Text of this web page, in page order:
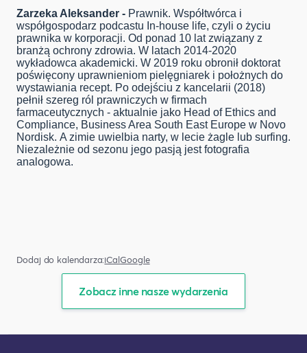
Zarzeka Aleksander - Prawnik. Współtwórca i
współgospodarz podcastu In-house life, czyli o życiu
prawnika w korporacji. Od ponad 10 lat związany z
branżą ochrony zdrowia. W latach 2014-2020
wykładowca akademicki. W 2019 roku obronił doktorat
poświęcony uprawnieniom pielęgniarek i położnych do
wystawiania recept. Po odejściu z kancelarii (2018)
pełnił szereg ról prawniczych w firmach
farmaceutycznych - aktualnie jako Head of Ethics and
Compliance, Business Area South East Europe w Novo
Nordisk. A zimie uwielbia narty, w lecie żagle lub surfing.
Niezależnie od sezonu jego pasją jest fotografia
analogowa.
Dodaj do kalendarza:iCalGoogle
Zobacz inne nasze wydarzenia